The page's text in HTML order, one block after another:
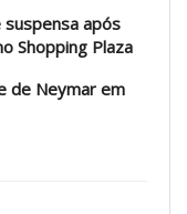
após
Shopping Plaza
de Neymar em